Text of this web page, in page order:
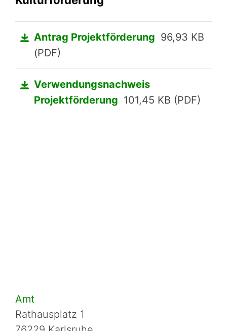
Antrag Projektförderung 96,93 KB
(PDF)
Verwendungsnachweis
Projektförderung 101,45 KB (PDF)
Amt
Rathausplatz 1